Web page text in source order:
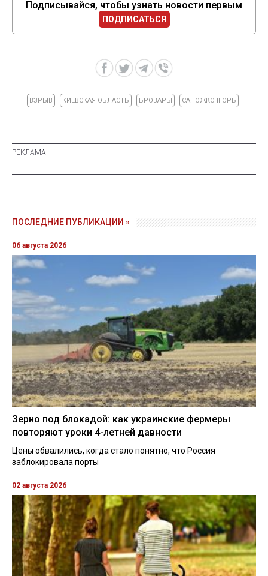
Подписывайся, чтобы узнать новости первым
ПОДПИСАТЬСЯ
ВЗРЫВ КИЕВСКАЯ ОБЛАСТЬ БРОВАРЫ САПОЖКО ІГОРЬ
ПОСЛЕДНИЕ ПУБЛИКАЦИИ »
06 августа 2026
Зерно под блокадой: как украинские фермеры
повторяют уроки 4-летней давности
Цены обвалились, когда стало понятно, что Россия
заблокировала порты
02 августа 2026